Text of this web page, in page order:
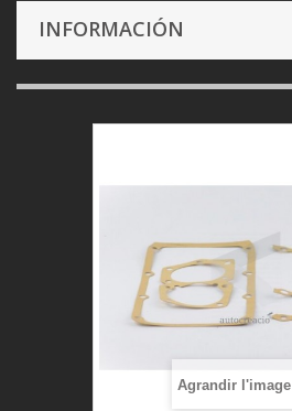
INFORMACIÓN
Agrandir l'image